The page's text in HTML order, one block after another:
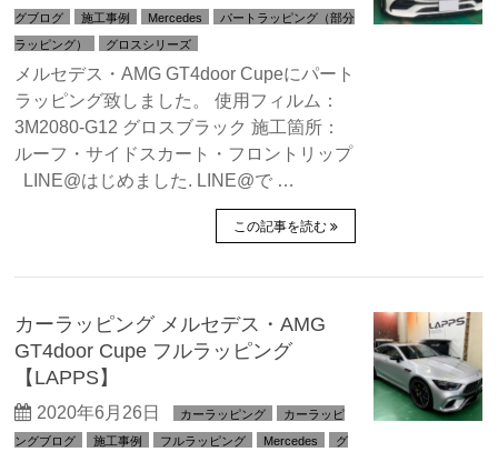
グブログ
施工事例 Mercedes
パートラッピング（部分
ラッピング）
グロスシリーズ
メルセデス・AMG GT4door Cupeにパート
ラッピング致しました。 使用フィルム：
3M2080-G12 グロスブラック 施工箇所：
ルーフ・サイドスカート・フロントリップ
LINE@はじめました. LINE@で …
この記事を読む
カーラッピング メルセデス・AMG
GT4door Cupe フルラッピング
【LAPPS】
2020年6月26日 カーラッピング
カーラッピ
ングブログ
施工事例 フルラッピング Mercedes
グ